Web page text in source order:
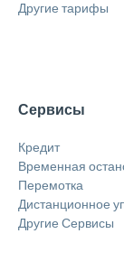
Другие тарифы
Сервисы
Кредит
Временная
Перемотка
Дистанционное
Другие Сервисы